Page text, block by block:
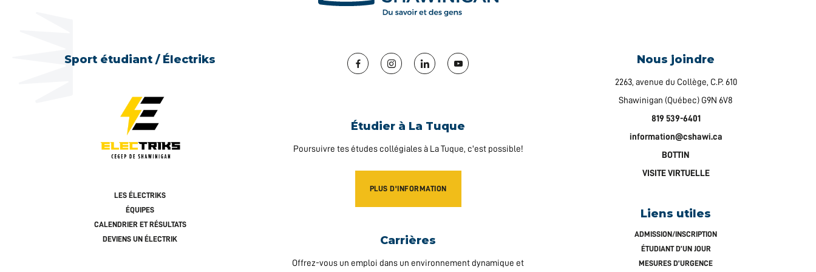
Sport étudiant / Électriks
LES ÉLECTRIKS
ÉQUIPES
CALENDRIER ET RÉSULTATS
DEVIENS UN ÉLECTRIK
Facebook Instagram LinkedIn YouTube
Étudier à La Tuque
Poursuivre tes études collégiales à La Tuque, c'est possible!
PLUS D'INFORMATION
Carrières
Offrez-vous un emploi dans un environnement dynamique et
Nous joindre
2263, avenue du Collège, C.P. 610
Shawinigan (Québec) G9N 6V8
819 539-6401
information@cshawi.ca
BOTTIN
VISITE VIRTUELLE
Liens utiles
ADMISSION/INSCRIPTION
ÉTUDIANT D’UN JOUR
MESURES D’URGENCE